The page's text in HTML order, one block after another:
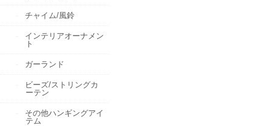
チャイム/風鈴
インテリアオーナメン
ト
ガーランド
ビーズ/ストリングカ
ーテン
その他ハンギングアイ
テム